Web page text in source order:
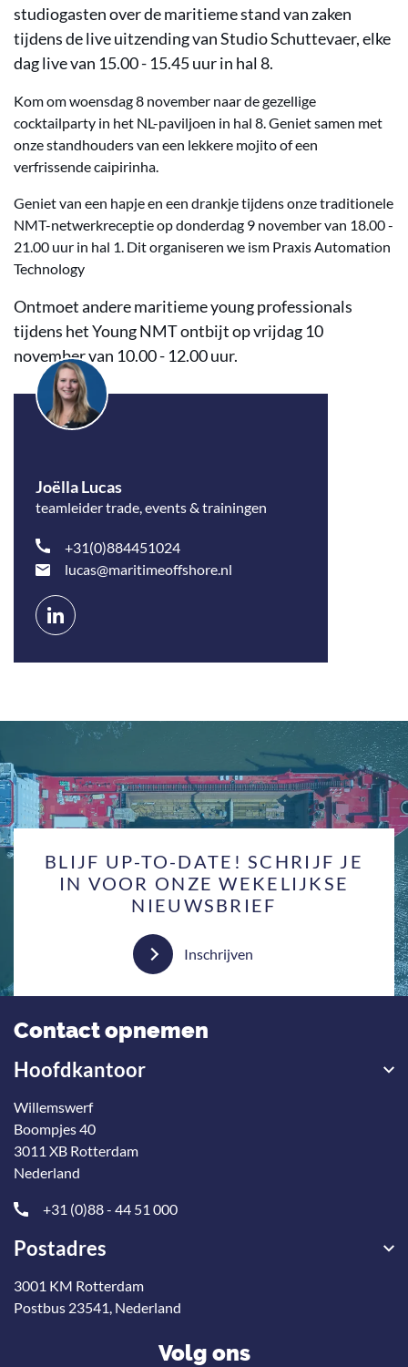
studiogasten over de maritieme stand van zaken
tijdens de live uitzending van Studio Schuttevaer, elke
dag live van 15.00 - 15.45 uur in hal 8.
Kom om woensdag 8 november naar de gezellige
cocktailparty in het NL-paviljoen in hal 8. Geniet samen met
onze standhouders van een lekkere mojito of een
verfrissende caipirinha.
Geniet van een hapje en een drankje tijdens onze traditionele
NMT-netwerkreceptie op donderdag 9 november van 18.00 -
21.00 uur in hal 1. Dit organiseren we ism Praxis Automation
Technology
Ontmoet andere maritieme young professionals
tijdens het Young NMT ontbijt op vrijdag 10
november van 10.00 - 12.00 uur.
Joëlla Lucas
teamleider trade, events & trainingen
+31(0)884451024
lucas@maritimeoffshore.nl
Connect
op
BLIJF UP-TO-DATE! SCHRIJF JE
IN VOOR ONZE WEKELIJKSE
NIEUWSBRIEF
Inschrijven
Contact opnemen
Hoofdkantoor
Willemswerf
Boompjes 40
3011 XB Rotterdam
Nederland
+31 (0)88 - 44 51 000
Postadres
3001 KM Rotterdam
Postbus 23541, Nederland
Volg ons